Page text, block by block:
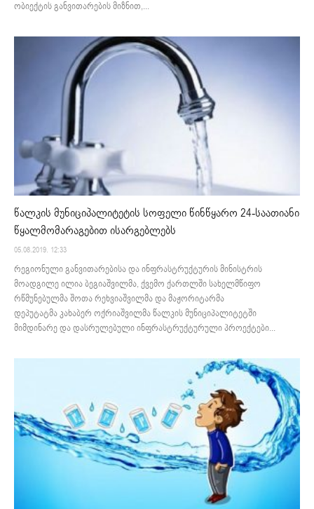
ობიექტის განვითარების მიზნით,...
წალკის მუნიციპალიტეტის სოფელი წინწყარო 24-საათიანი
წყალმომარაგებით ისარგებლებს
05.08.2019. 12:33
რეგიონული განვითარებისა და ინფრასტრუქტურის მინისტრის
მოადგილე ილია ბეგიაშვილმა, ქვემო ქართლში სახელმწიფო
რწმუნებულმა შოთა რეხვიაშვილმა და მაჟორიტარმა
დეპუტატმა კახაბერ ოქრიაშვილმა წალკის მუნიციპალიტეტში
მიმდინარე და დასრულებული ინფრასტრუქტურული პროექტები...